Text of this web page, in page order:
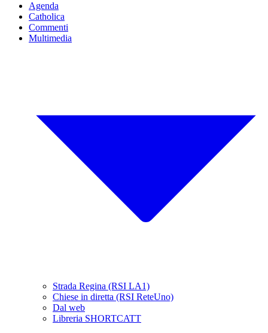
Agenda
Catholica
Commenti
Multimedia
Strada Regina (RSI LA1)
Chiese in diretta (RSI ReteUno)
Dal web
Libreria SHORTCATT